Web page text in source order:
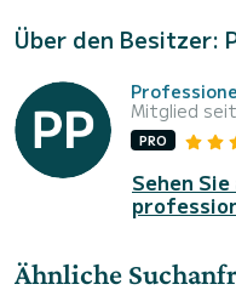
Über den Besitzer:
Mitglied
PRO
Sehen
Ähnliche